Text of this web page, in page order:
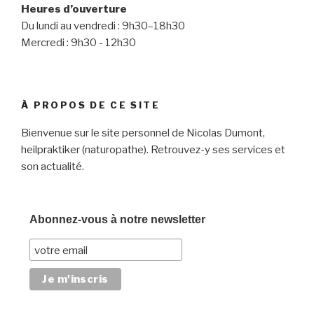
Heures d’ouverture
Du lundi au vendredi : 9h30–18h30
Mercredi : 9h30 - 12h30
À PROPOS DE CE SITE
Bienvenue sur le site personnel de Nicolas Dumont,
heilpraktiker (naturopathe). Retrouvez-y ses services et
son actualité.
Abonnez-vous à notre newsletter